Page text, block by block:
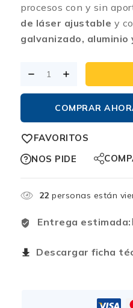
procesos con y sin
de láser ajustable y
galvanizado, aluminio
COMPRAR
FAVORITOS
NOS PIDE
22 personas están
Entrega estimada:
Descargar ficha